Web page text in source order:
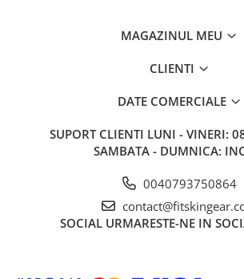
MAGAZINUL MEU
CLIENTI
DATE COMERCIALE
SUPORT CLIENTI LUNI - VINERI:
SAMBATA - DUMNICA:
0040793750864
SOCIAL URMARESTE-NE IN